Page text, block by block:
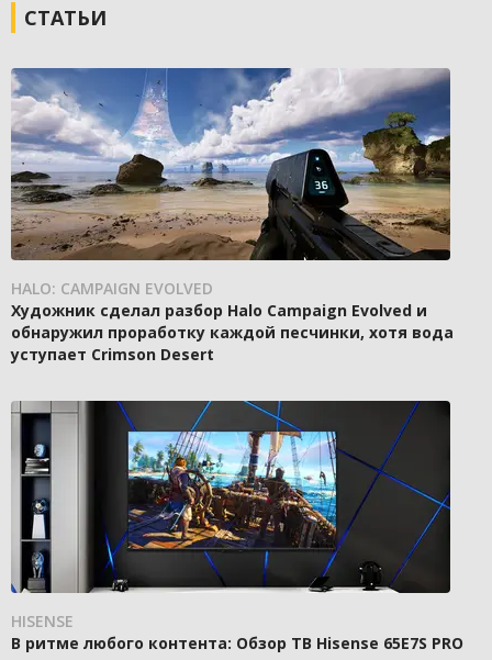
СТАТЬИ
HALO: CAMPAIGN EVOLVED
Художник сделал разбор Halo Campaign Evolved и
обнаружил проработку каждой песчинки, хотя вода
уступает Crimson Desert
HISENSE
В ритме любого контента: Обзор ТВ Hisense 65E7S PRO